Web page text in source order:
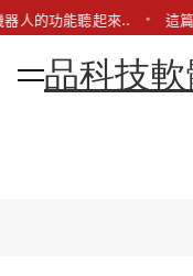
人的功能聽起來.. 這
品科技